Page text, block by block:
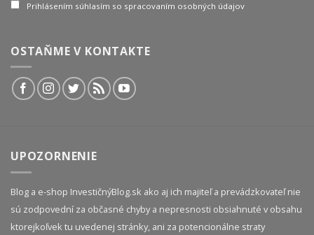
Prihlásením súhlasím so spracovaním osobných údajov
OSTAŇME V KONTAKTE
UPOZORNENIE
Blog a e-shop InvestičnýBlog.sk ako aj ich majiteľ a prevádzkovateľ nie
sú zodpovední za občasné chyby a nepresnosti obsiahnuté v obsahu
ktorejkoľvek tu uvedenej stránky, ani za potencionálne straty